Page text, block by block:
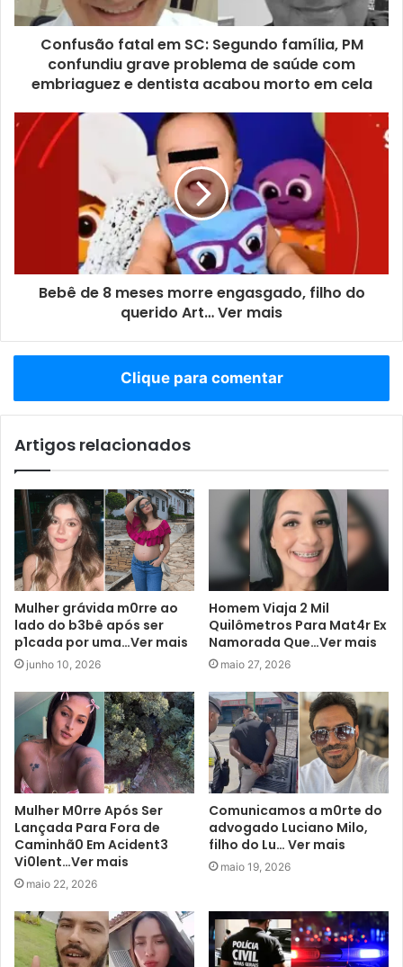
Confusão fatal em SC: Segundo família, PM
confundiu grave problema de saúde com
embriaguez e dentista acabou morto em cela
Bebê de 8 meses morre engasgado, filho do
querido Art… Ver mais
Clique para comentar
Artigos relacionados
Mulher grávida m0rre ao
lado do b3bê após ser
p1cada por uma…Ver mais
junho 10, 2026
Homem Viaja 2 Mil
Quilômetros Para Mat4r Ex
Namorada Que…Ver mais
maio 27, 2026
Mulher M0rre Após Ser
Lançada Para Fora de
Caminhã0 Em Acident3
Vi0lent…Ver mais
maio 22, 2026
Comunicamos a m0rte do
advogado Luciano Milo,
filho do Lu… Ver mais
maio 19, 2026